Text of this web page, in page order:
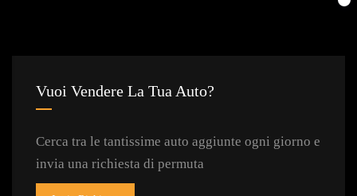
Vuoi Vendere La Tua Auto?
Cerca tra le tantissime auto aggiunte ogni giorno e
invia una richiesta di permuta